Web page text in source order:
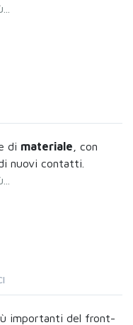
di materiale , con
nuovi contatti.
importanti del front-